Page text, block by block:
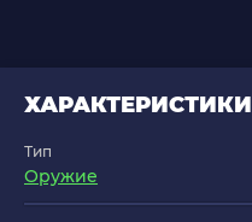
ХАРАКТЕРИСТИКИ
Тип
Оружие